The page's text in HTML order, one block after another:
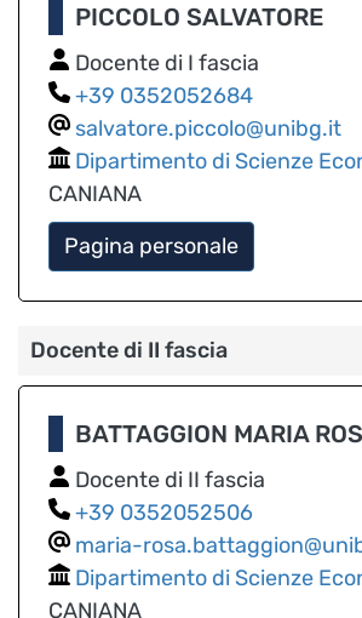
PICCOLO SALVATORE
Docente di I fascia
0352052684
salvatore.piccolo@unibg.it
Dipartimento di Scienze
CANIANA
Pagina personale
Docente di II fascia
BATTAGGION MARIA
Docente di II fascia
0352052506
maria-
Dipartimento di Scienze
CANIANA